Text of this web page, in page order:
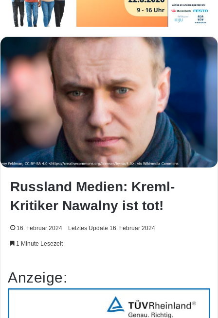
Russland Medien: Kreml-
Kritiker Nawalny ist tot!
16. Februar 2024 Letztes Update 16. Februar 2024
1 Minute Lesezeit
Anzeige: